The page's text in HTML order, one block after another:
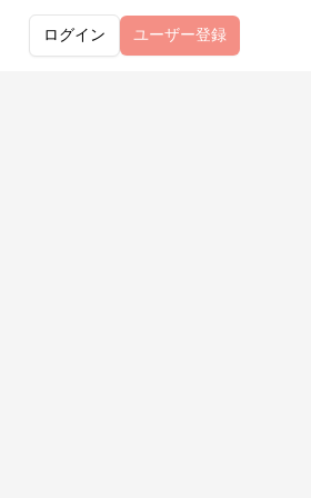
ログイン ユーザー登録